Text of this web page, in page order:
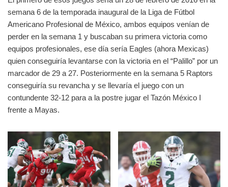
semana 6 de la temporada inaugural de la Liga de Fútbol
Americano Profesional de México, ambos equipos venían de
perder en la semana 1 y buscaban su primera victoria como
equipos profesionales, ese día sería Eagles (ahora Mexicas)
quien conseguiría levantarse con la victoria en el “Palillo” por un
marcador de 29 a 27. Posteriormente en la semana 5 Raptors
conseguiría su revancha y se llevaría el juego con un
contundente 32-12 para a la postre jugar el Tazón México I
frente a Mayas.